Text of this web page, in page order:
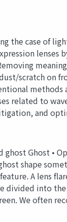
the case of
lenses
scratch on
methods
related to
and
Ghost •
shape
A lens
divided into
We often